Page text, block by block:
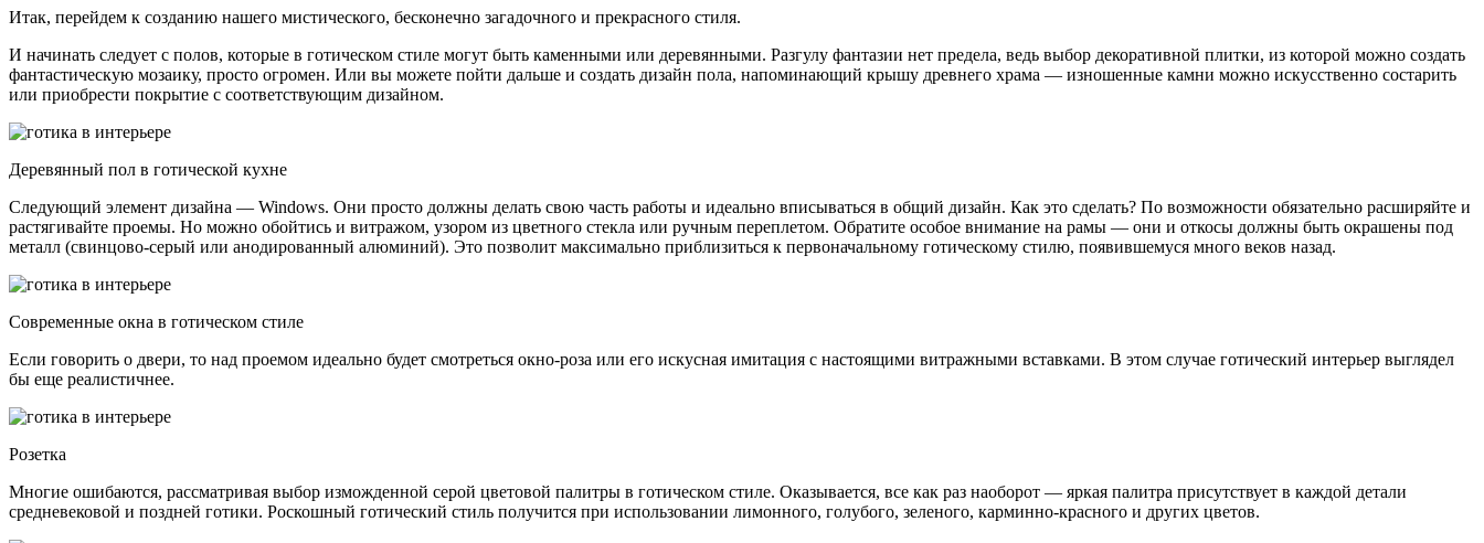
Итак, перейдем к созданию нашего мистического, бесконечно загадочного и прекрасного стиля.
И начинать следует с полов, которые в готическом стиле могут быть каменными или деревянными. Разгулу фантазии нет предела, ведь выбор декоративной плитки, из которой можно создать
фантастическую мозаику, просто огромен. Или вы можете пойти дальше и создать дизайн пола, напоминающий крышу древнего храма — изношенные камни можно искусственно состарить
или приобрести покрытие с соответствующим дизайном.
Деревянный пол в готической кухне
Следующий элемент дизайна — Windows. Они просто должны делать свою часть работы и идеально вписываться в общий дизайн. Как это сделать? По возможности обязательно расширяйте и
растягивайте проемы. Но можно обойтись и витражом, узором из цветного стекла или ручным переплетом. Обратите особое внимание на рамы — они и откосы должны быть окрашены под
металл (свинцово-серый или анодированный алюминий). Это позволит максимально приблизиться к первоначальному готическому стилю, появившемуся много веков назад.
Современные окна в готическом стиле
Если говорить о двери, то над проемом идеально будет смотреться окно-роза или его искусная имитация с настоящими витражными вставками. В этом случае готический интерьер выглядел
бы еще реалистичнее.
Розетка
Многие ошибаются, рассматривая выбор изможденной серой цветовой палитры в готическом стиле. Оказывается, все как раз наоборот — яркая палитра присутствует в каждой детали
средневековой и поздней готики. Роскошный готический стиль получится при использовании лимонного, голубого, зеленого, карминно-красного и других цветов.